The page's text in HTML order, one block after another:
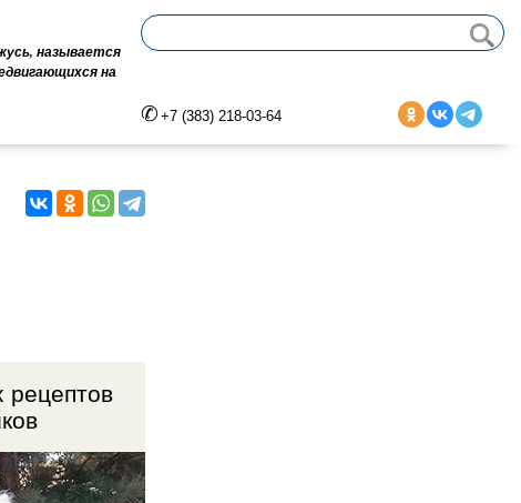
называется
на
+7 (383) 218-03-64
рецептов